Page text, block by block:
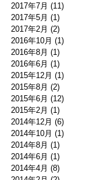
2017年7月 (11)
2017年5月 (1)
2017年2月 (2)
2016年10月 (1)
2016年8月 (1)
2016年6月 (1)
2015年12月 (1)
2015年8月 (2)
2015年6月 (12)
2015年2月 (1)
2014年12月 (6)
2014年10月 (1)
2014年8月 (1)
2014年6月 (1)
2014年4月 (8)